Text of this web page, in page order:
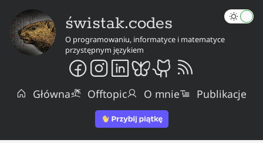
świstak.codes
O programowaniu, informatyce i matematyce
przystępnym językiem
Główna Offtopic O mnie Publikacje